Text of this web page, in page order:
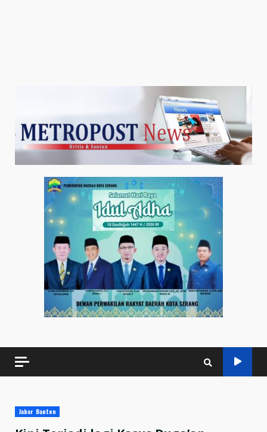
Jabar Banten